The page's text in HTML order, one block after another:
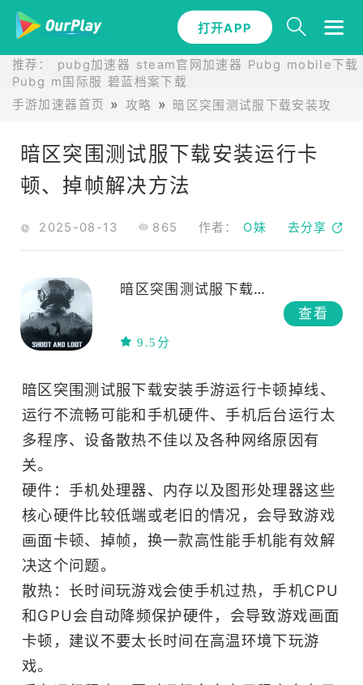
打开APP
推荐： pubg加速器 steam官网加速器 Pubg mobile下载
Pubg m国际服 碧蓝档案下载
手游加速器首页
攻略 暗区突围测试服下载安装攻略
暗区突围测试服下载安装运行卡
顿、掉帧解决方法
2025-08-13 865 作者： O妹 去分享
暗区突围测试服下载安装
9.5分
查看
暗区突围测试服下载安装手游运行卡顿掉线、
运行不流畅可能和手机硬件、手机后台运行太
多程序、设备散热不佳以及各种网络原因有
关。
硬件：手机处理器、内存以及图形处理器这些
核心硬件比较低端或老旧的情况，会导致游戏
画面卡顿、掉帧，换一款高性能手机能有效解
决这个问题。
散热：长时间玩游戏会使手机过热，手机CPU
和GPU会自动降频保护硬件，会导致游戏画面
卡顿，建议不要太长时间在高温环境下玩游
戏。